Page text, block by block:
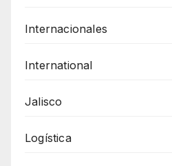
Internacionales
International
Jalisco
Logística